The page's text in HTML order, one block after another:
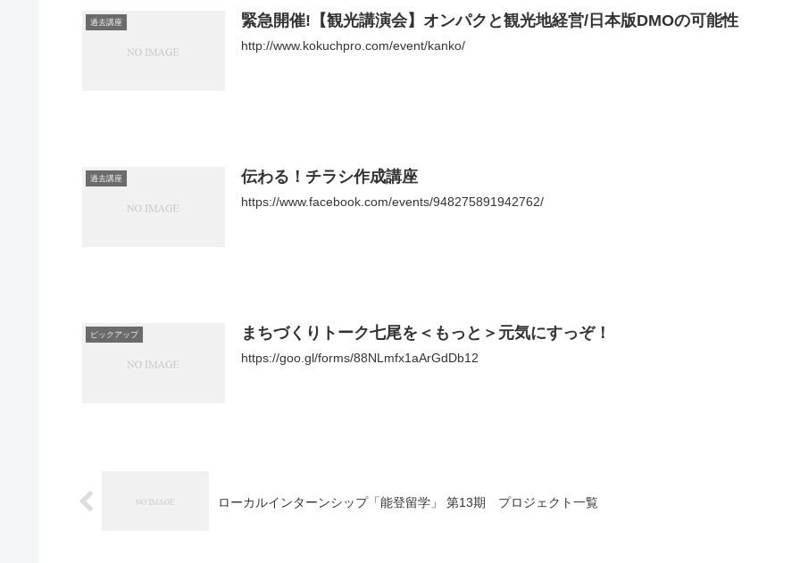
過去講座 緊急開催!【観光講演会】オンパクと観光地経営/日本版DMOの可能性
http://www.kokuchpro.com/event/kanko/
過去講座 伝わる！チラシ作成講座
https://www.facebook.com/events/948275891942762/
ピックアップ まちづくりトーク七尾を＜もっと＞元気にすっぞ！
https://goo.gl/forms/88NLmfx1aArGdDb12
ローカルインターンシップ「能登留学」 第13期 プロジェクト一覧